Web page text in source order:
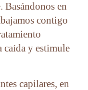
Basándonos en
contigo
caída y estimule
capilares, en